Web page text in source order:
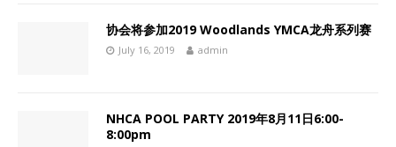
协会将参加2019 Woodlands YMCA龙舟系列赛
July 16, 2019 admin
NHCA POOL PARTY 2019年8月11日6:00-
8:00pm